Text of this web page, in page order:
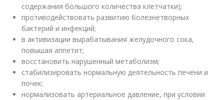
содержания большого количества клетчатки);
противодействовать развитию болезнетворных
бактерий и инфекций;
в активизации вырабатывания желудочного сока,
повышая аппетит;
восстановить нарушенный метаболизм;
стабилизировать нормальную деятельность печени и
почек;
нормализовать артериальное давление, при условии